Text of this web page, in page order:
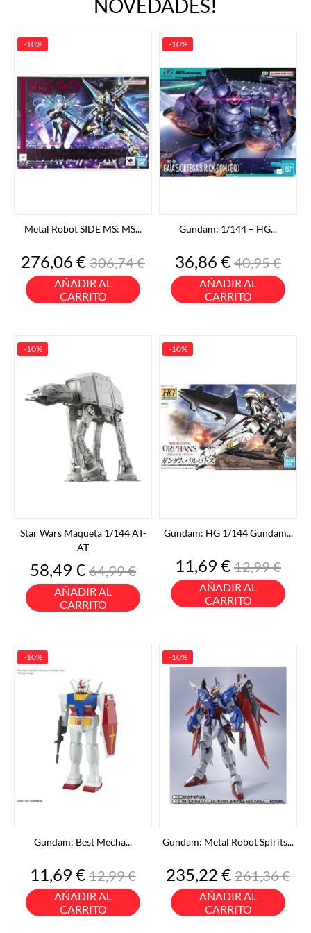
NOVEDADES!
Metal Robot SIDE MS: MS...
Precio
276,06 €Precio
base
306,74 €
AÑADIR AL
CARRITO
-10%
Gundam: 1/144 – HG...
Precio
36,86 €Precio
base
40,95 €
AÑADIR AL
CARRITO
-10%
Star Wars Maqueta 1/144 AT-
AT
Precio
58,49 €Precio
base
64,99 €
AÑADIR AL
CARRITO
-10%
Gundam: HG 1/144 Gundam...
Precio
11,69 €Precio
base
12,99 €
AÑADIR AL
CARRITO
-10%
Gundam: Best Mecha...
Precio
11,69 €Precio
base
12,99 €
AÑADIR AL
CARRITO
-10%
Gundam: Metal Robot Spirits...
Precio
235,22 €Precio
base
261,36 €
AÑADIR AL
CARRITO
-10%